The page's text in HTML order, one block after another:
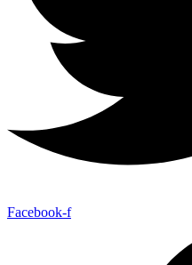
Facebook-f